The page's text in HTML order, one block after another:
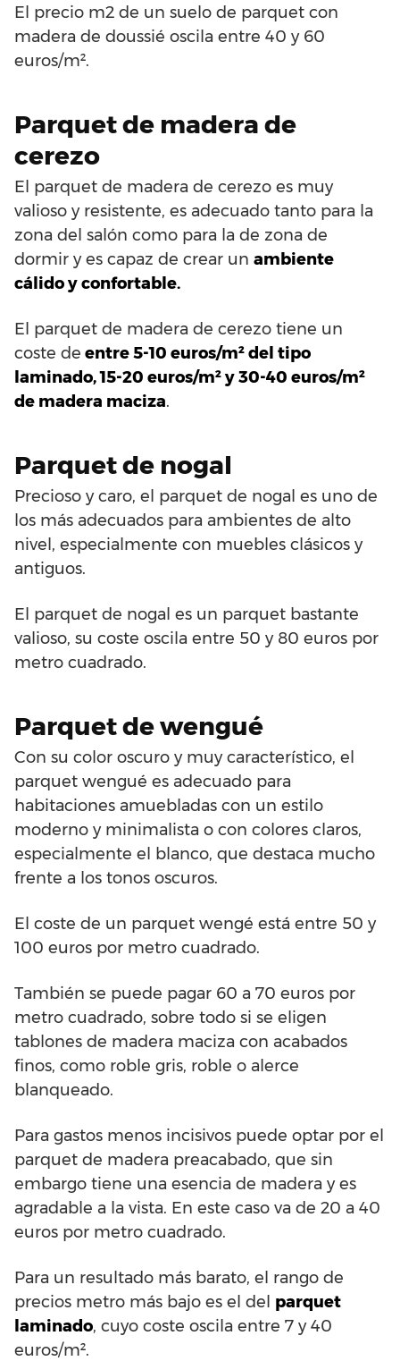
El precio m2 de un suelo de parquet con
madera de doussié oscila entre 40 y 60
euros/m².
Parquet de madera de
cerezo
El parquet de madera de cerezo es muy
valioso y resistente, es adecuado tanto para la
zona del salón como para la de zona de
dormir y es capaz de crear un ambiente
cálido y confortable.
El parquet de madera de cerezo tiene un
coste de entre 5-10 euros/m² del tipo
laminado, 15-20 euros/m² y 30-40 euros/m²
de madera maciza.
Parquet de nogal
Precioso y caro, el parquet de nogal es uno de
los más adecuados para ambientes de alto
nivel, especialmente con muebles clásicos y
antiguos.
El parquet de nogal es un parquet bastante
valioso, su coste oscila entre 50 y 80 euros por
metro cuadrado.
Parquet de wengué
Con su color oscuro y muy característico, el
parquet wengué es adecuado para
habitaciones amuebladas con un estilo
moderno y minimalista o con colores claros,
especialmente el blanco, que destaca mucho
frente a los tonos oscuros.
El coste de un parquet wengé está entre 50 y
100 euros por metro cuadrado.
También se puede pagar 60 a 70 euros por
metro cuadrado, sobre todo si se eligen
tablones de madera maciza con acabados
finos, como roble gris, roble o alerce
blanqueado.
Para gastos menos incisivos puede optar por el
parquet de madera preacabado, que sin
embargo tiene una esencia de madera y es
agradable a la vista. En este caso va de 20 a 40
euros por metro cuadrado.
Para un resultado más barato, el rango de
precios metro más bajo es el del parquet
laminado, cuyo coste oscila entre 7 y 40
euros/m².